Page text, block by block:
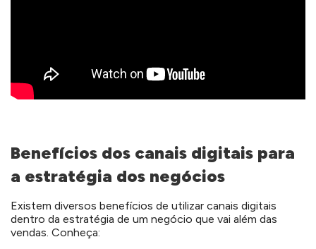
Benefícios dos canais digitais para
a estratégia dos negócios
Existem diversos benefícios de utilizar canais digitais
dentro da estratégia de um negócio que vai além das
vendas. Conheça: